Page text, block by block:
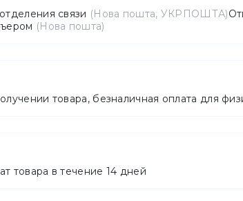
связи (Нова пошта, УКРПОШТА)
(Нова пошта)
товара, безналичная оплата для
товара в течение 14 дней